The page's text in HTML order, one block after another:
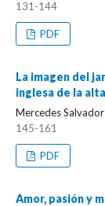
131-144
PDF
La imagen del
inglesa de la
Mercedes
145-161
PDF
Amor, pasión y